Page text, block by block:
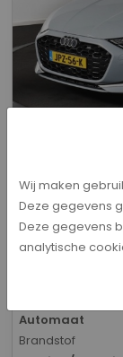
Audi A3 -
Bouwjaar
01-2026
Kilometerstand
Automaat
Brandstof
Wij maken
Deze gegevens
Deze gegevens
analytische